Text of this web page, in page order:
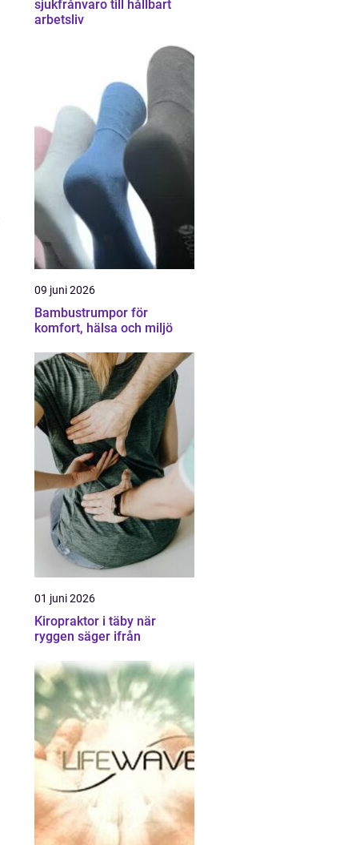
sjukfrånvaro till hållbart
arbetsliv
09 juni 2026
Bambustrumpor för
komfort, hälsa och miljö
01 juni 2026
Kiropraktor i täby när
ryggen säger ifrån